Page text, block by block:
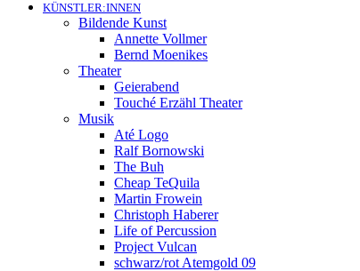
KÜNSTLER:INNEN
Bildende Kunst
Annette Vollmer
Bernd Moenikes
Theater
Geierabend
Touché Erzähl Theater
Musik
Até Logo
Ralf Bornowski
The Buh
Cheap TeQuila
Martin Frowein
Christoph Haberer
Life of Percussion
Project Vulcan
schwarz/rot Atemgold 09